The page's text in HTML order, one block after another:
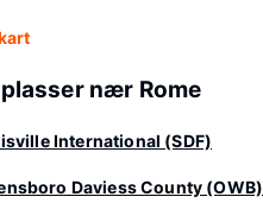
nær Rome
International (SDF)
Daviess County (OWB)